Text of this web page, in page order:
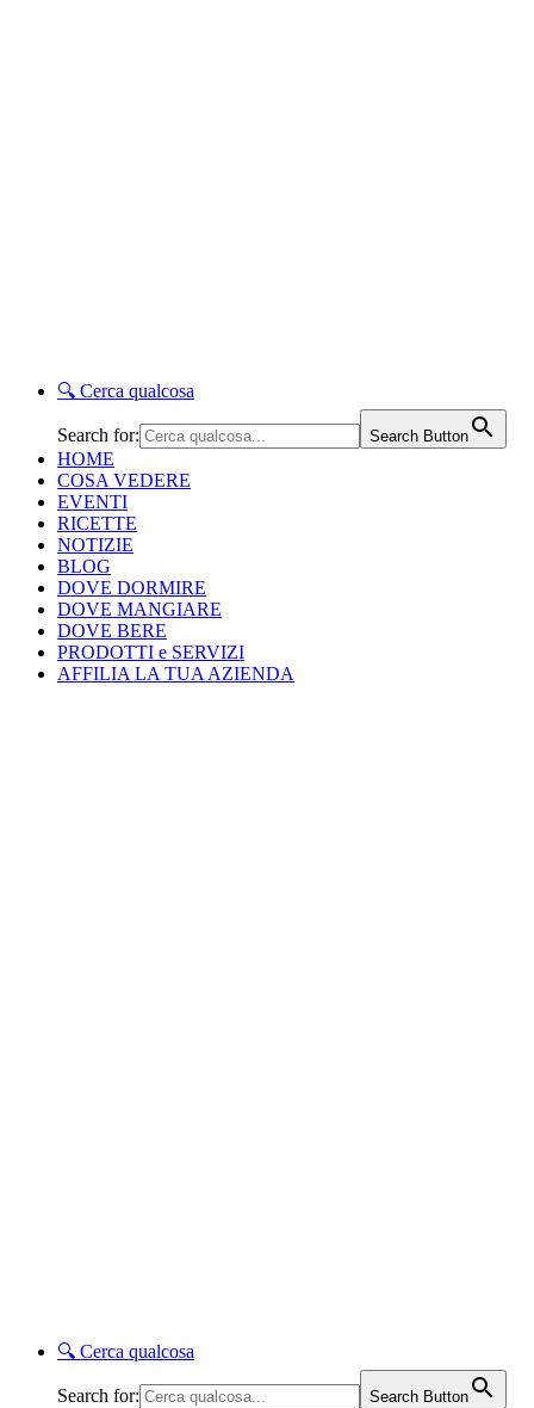
🔍 Cerca qualcosa
Search for: Search Button
HOME
COSA VEDERE
EVENTI
RICETTE
NOTIZIE
BLOG
DOVE DORMIRE
DOVE MANGIARE
DOVE BERE
PRODOTTI e SERVIZI
AFFILIA LA TUA AZIENDA
🔍 Cerca qualcosa
Search for: Search Button